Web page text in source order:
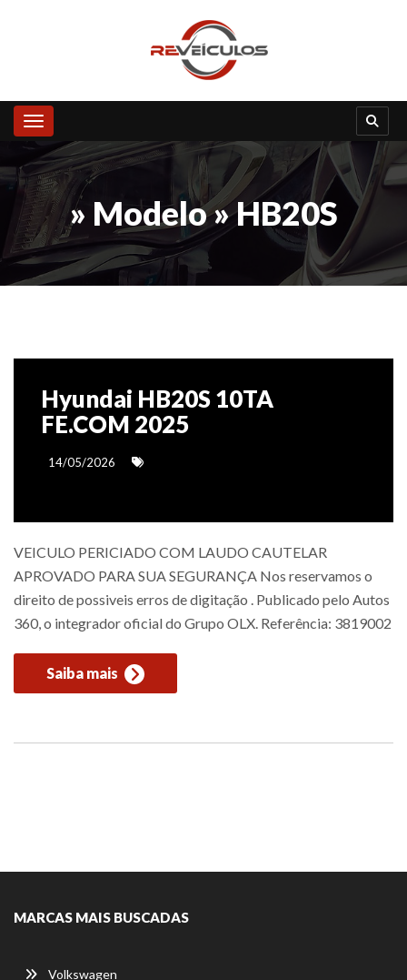
Toggle navigation
» Modelo » HB20S
Hyundai HB20S 10TA
FE.COM 2025
14/05/2026
VEICULO PERICIADO COM LAUDO CAUTELAR
APROVADO PARA SUA SEGURANÇA Nos reservamos o
direito de possiveis erros de digitação . Publicado pelo Autos
360, o integrador oficial do Grupo OLX. Referência: 3819002
Saiba mais
MARCAS MAIS BUSCADAS
Volkswagen